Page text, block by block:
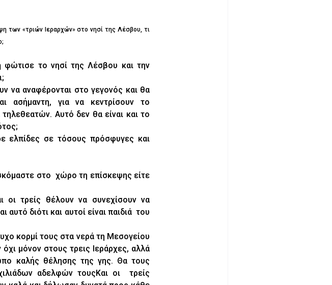
των «τριών Ιεραρχών» στο νησί της Λέσβου, τι
το νησί της Λέσβου και την
να αναφέρονται στο γεγονός και θα
ασήμαντη, για να κεντρίσουν το
Αυτό δεν θα είναι και το
ελπίδες σε τόσους πρόσφυγες και
στο χώρο τη επίσκεψης είτε
οι τρείς θέλουν να συνεχίσουν να
διότι και αυτοί είναι παιδιά του
κορμί τους στα νερά τη Μεσογείου
μόνον στους τρεις Ιεράρχες, αλλά
καλής θέλησης της γης. Θα τους
αδελφών τουςΚαι οι τρείς